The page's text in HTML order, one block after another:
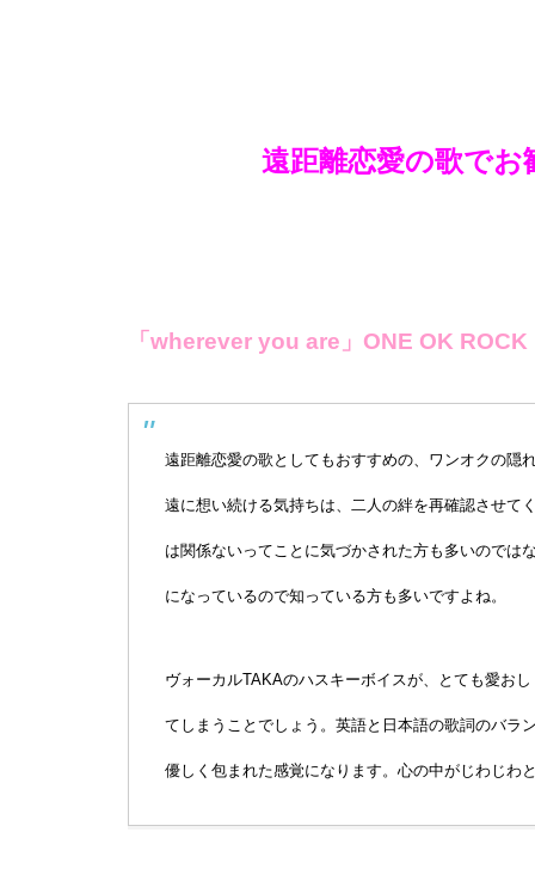
遠距離恋愛の歌で
「wherever you are」ONE OK ROCK
遠距離恋愛の歌としてもおすすめの、ワンオクの隠
遠に想い続ける気持ちは、二人の絆を再確認させて
は関係ないってことに気づかされた方も多いのでは
になっているので知っている方も多いですよね。
ヴォーカルTAKAのハスキーボイスが、とても愛お
てしまうことでしょう。英語と日本語の歌詞のバラ
優しく包まれた感覚になります。心の中がじわじわ